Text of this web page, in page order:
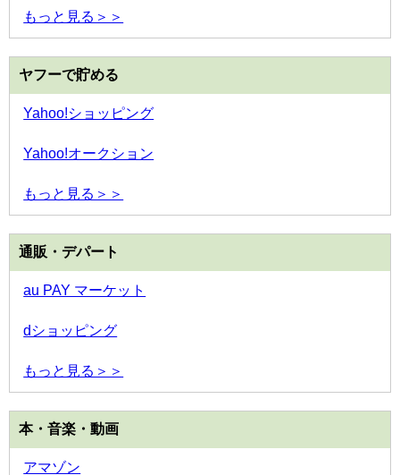
もっと見る＞＞
ヤフーで貯める
Yahoo!ショッピング
Yahoo!オークション
もっと見る＞＞
通販・デパート
au PAY マーケット
dショッピング
もっと見る＞＞
本・音楽・動画
アマゾン